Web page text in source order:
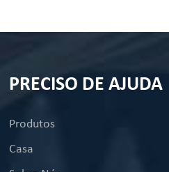
e à corrosão das peças e
pode ajudar a máquina
tolerância ± 0,01 e a
PRECISO DE AJUDA
Produtos
Casa